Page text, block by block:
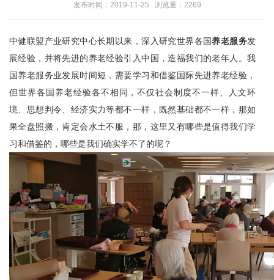
发布时间：2019-11-25 浏览量：2269
中健联盟产业研究中心长期以来，深入研究世界各国养老服务发
展经验，并将先进的养老经验引入中国，造福我们的老年人。我
国养老服务业发展时间短，需要学习和借鉴国际先进养老经验，
但世界各国养老经验各不相同，不仅社会制度不一样、人文环
境、思想判令、经济实力等都不一样，既然基础都不一样，那如
果全盘照搬，肯定会水土不服，那，这里又有哪些是值得我们学
习和借鉴的，哪些是我们确实学不了的呢？